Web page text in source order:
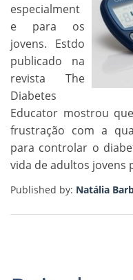
especialment
e para os
jovens. Estdo
publicado na
revista The
Diabetes
Educator mostrou
frustração com a
para controlar o
vida de adultos jovens
Published by: Natália